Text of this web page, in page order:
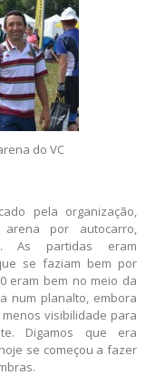
do VC
pela organização,
por autocarro,
As partidas eram
se faziam bem por
eram bem no meio da
num planalto, embora
visibilidade para
Digamos que era
se começou a fazer